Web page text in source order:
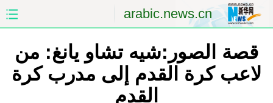
arabic.news.cn
الصين الصفحة الأولى
الشرق الأوسط العالم
قصة الصور:شيه تشاو يانغ: من
لاعب كرة القدم إلى مدرب كرة
القدم